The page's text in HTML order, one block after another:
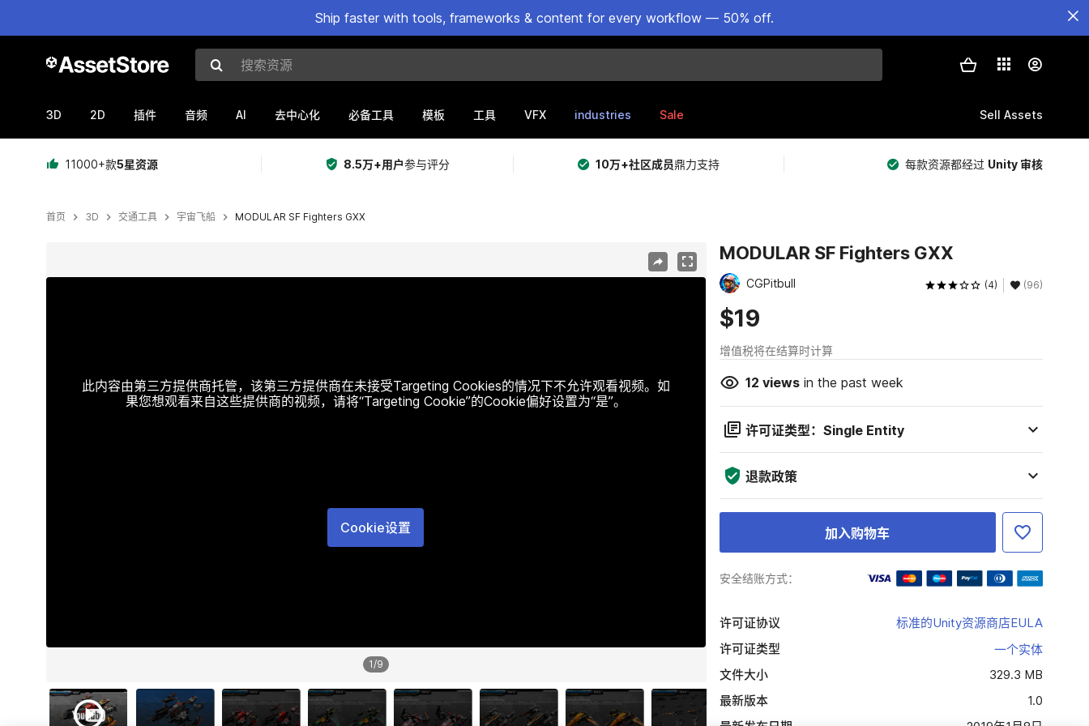
Ship faster with tools, frameworks & content for every workflow — 50% off.
搜索资源
3D 2D 插件 音频 AI 去中心化 必备工具 模板 工具 VFX industries Sale Sell Assets
11000+款5星资源 8.5万+用户参与评分 10万+社区成员鼎力支持 每款资源都经过 Unity 审核
首页 3D 交通工具 宇宙飞船 MODULAR SF Fighters GXX
此内容由第三方提供商托管，该第三方提供商在未接受Targeting Cookies的情况下不允许观看视频。如
果您想观看来自这些提供商的视频，请将“Targeting Cookie”的Cookie偏好设置为“是”。
Cookie设置
1/9
MODULAR SF Fighters GXX
CGPitbull (4) (96)
$19
增值税将在结算时计算
12 viewsin the past week
许可证类型：Single Entity
退款政策
加入购物车
安全结账方式：
许可证协议
标准的Unity资源商店EULA
许可证类型
一个实体
文件大小
329.3 MB
最新版本
1.0